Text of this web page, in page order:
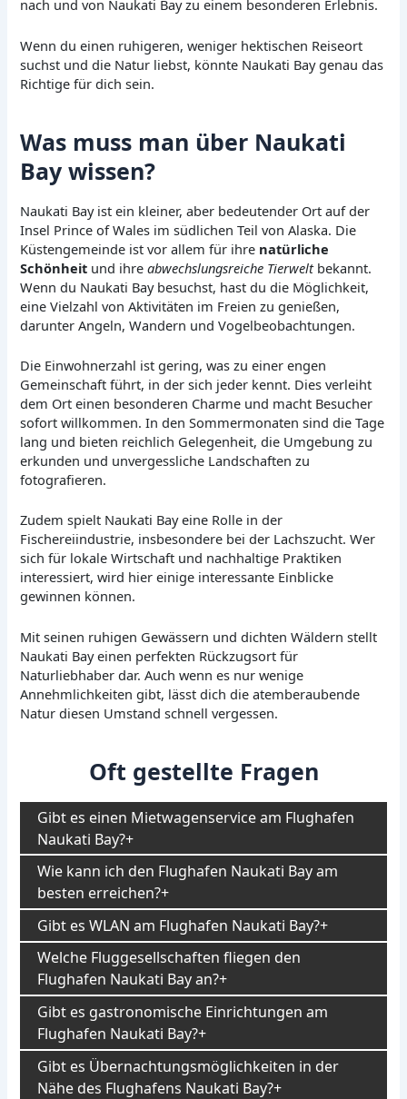
nach und von Naukati Bay zu einem besonderen Erlebnis.
Wenn du einen ruhigeren, weniger hektischen Reiseort
suchst und die Natur liebst, könnte Naukati Bay genau das
Richtige für dich sein.
Was muss man über Naukati
Bay wissen?
Naukati Bay ist ein kleiner, aber bedeutender Ort auf der
Insel Prince of Wales im südlichen Teil von Alaska. Die
Küstengemeinde ist vor allem für ihre natürliche
Schönheit und ihreabwechslungsreiche Tierweltbekannt.
Wenn du Naukati Bay besuchst, hast du die Möglichkeit,
eine Vielzahl von Aktivitäten im Freien zu genießen,
darunter Angeln, Wandern und Vogelbeobachtungen.
Die Einwohnerzahl ist gering, was zu einer engen
Gemeinschaft führt, in der sich jeder kennt. Dies verleiht
dem Ort einen besonderen Charme und macht Besucher
sofort willkommen. In den Sommermonaten sind die Tage
lang und bieten reichlich Gelegenheit, die Umgebung zu
erkunden und unvergessliche Landschaften zu
fotografieren.
Zudem spielt Naukati Bay eine Rolle in der
Fischereiindustrie, insbesondere bei der Lachszucht. Wer
sich für lokale Wirtschaft und nachhaltige Praktiken
interessiert, wird hier einige interessante Einblicke
gewinnen können.
Mit seinen ruhigen Gewässern und dichten Wäldern stellt
Naukati Bay einen perfekten Rückzugsort für
Naturliebhaber dar. Auch wenn es nur wenige
Annehmlichkeiten gibt, lässt dich die atemberaubende
Natur diesen Umstand schnell vergessen.
Oft gestellte Fragen
Gibt es einen Mietwagenservice am Flughafen
Naukati Bay?
Wie kann ich den Flughafen Naukati Bay am
besten erreichen?
Gibt es WLAN am Flughafen Naukati Bay?
Welche Fluggesellschaften fliegen den
Flughafen Naukati Bay an?
Gibt es gastronomische Einrichtungen am
Flughafen Naukati Bay?
Gibt es Übernachtungsmöglichkeiten in der
Nähe des Flughafens Naukati Bay?